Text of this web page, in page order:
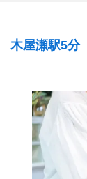
木屋瀬駅5分